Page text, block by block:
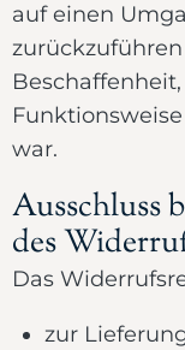
auf einen
war.
Ausschluss
des
Das
zur